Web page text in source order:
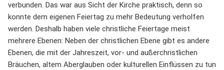
verbunden. Das war aus Sicht der Kirche praktisch, denn so
konnte dem eigenen Feiertag zu mehr Bedeutung verholfen
werden. Deshalb haben viele christliche Feiertage meist
mehrere Ebenen: Neben der christlichen Ebene gibt es andere
Ebenen, die mit der Jahreszeit, vor- und außerchristlichen
Bräuchen, altem Aberglauben oder kulturellen Einflüssen zu tun